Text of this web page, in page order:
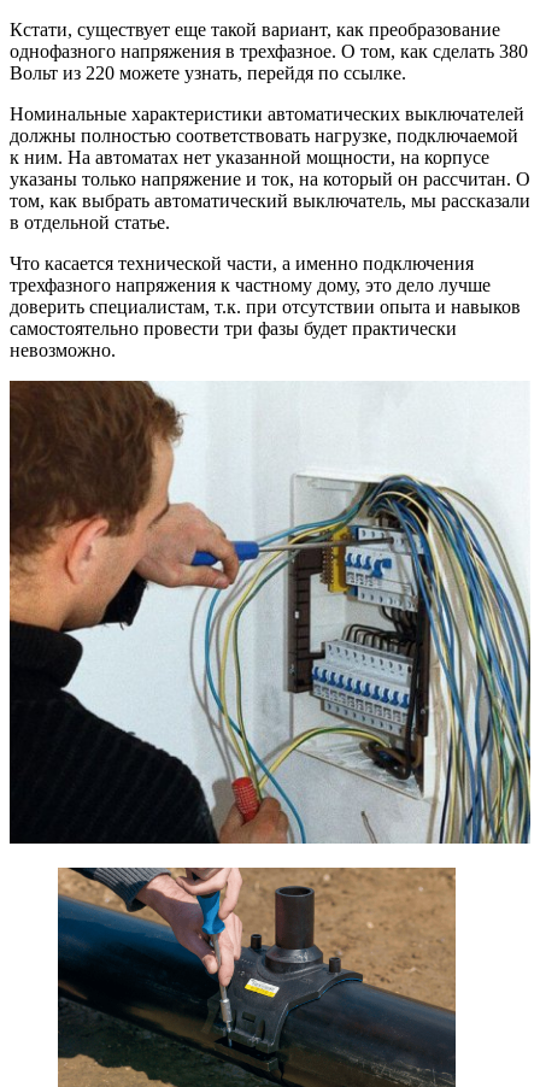
Кстати, существует еще такой вариант, как преобразование
однофазного напряжения в трехфазное. О том, как сделать 380
Вольт из 220 можете узнать, перейдя по ссылке.
Номинальные характеристики автоматических выключателей
должны полностью соответствовать нагрузке, подключаемой
к ним. На автоматах нет указанной мощности, на корпусе
указаны только напряжение и ток, на который он рассчитан. О
том, как выбрать автоматический выключатель, мы рассказали
в отдельной статье.
Что касается технической части, а именно подключения
трехфазного напряжения к частному дому, это дело лучше
доверить специалистам, т.к. при отсутствии опыта и навыков
самостоятельно провести три фазы будет практически
невозможно.